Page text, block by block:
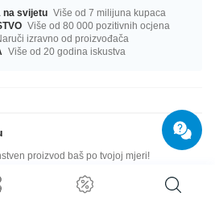
na svijetu Više od 7 milijuna kupaca
Više od 80 000 pozitivnih ocjena
izravno od proizvođača
Više od 20 godina iskustva
proizvod baš po tvojoj mjeri!